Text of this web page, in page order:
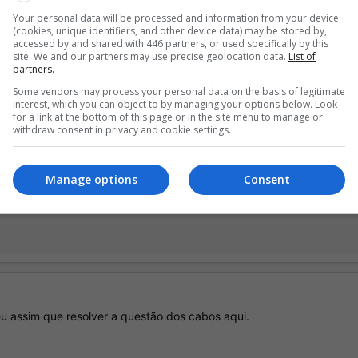
ano passado. Só troquei o note e comprei mais alguns consoles
assim que resolver a questão dos cabos aqui.
Your personal data will be processed and information from your device
(cookies, unique identifiers, and other device data) may be stored by,
accessed by and shared with 446 partners, or used specifically by this
site. We and our partners may use precise geolocation data. List of
partners.
Some vendors may process your personal data on the basis of legitimate
interest, which you can object to by managing your options below. Look
for a link at the bottom of this page or in the site menu to manage or
withdraw consent in privacy and cookie settings.
Consent
Manage options